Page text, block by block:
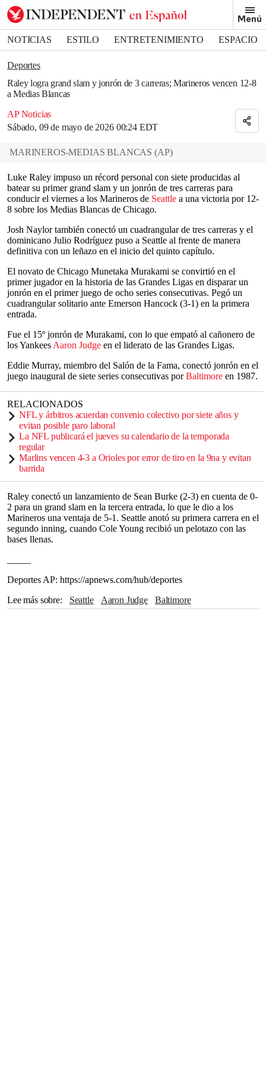
Menú
NOTICIAS ESTILO ENTRETENIMIENTO
ESPACIO
DEPORTES
Deportes
Raley logra grand slam y jonrón de 3 carreras; Marineros vencen 12-8
a Medias Blancas
AP Noticias
Sábado, 09 de mayo de 2026 00:24 EDT
Bookmark popover
Removed from bookmarks
Close popover
MARINEROS-MEDIAS BLANCAS (AP)
Luke Raley impuso un récord personal con siete producidas al
batear su primer grand slam y un jonrón de tres carreras para
conducir el viernes a los Marineros de Seattle a una victoria por 12-
8 sobre los Medias Blancas de Chicago.
Josh Naylor también conectó un cuadrangular de tres carreras y el
dominicano Julio Rodríguez puso a Seattle al frente de manera
definitiva con un leñazo en el inicio del quinto capítulo.
El novato de Chicago Munetaka Murakami se convirtió en el
primer jugador en la historia de las Grandes Ligas en disparar un
jonrón en el primer juego de ocho series consecutivas. Pegó un
cuadrangular solitario ante Emerson Hancock (3-1) en la primera
entrada.
Fue el 15º jonrón de Murakami, con lo que empató al cañonero de
los Yankees Aaron Judge en el liderato de las Grandes Ligas.
Eddie Murray, miembro del Salón de la Fama, conectó jonrón en el
juego inaugural de siete series consecutivas porBaltimore en 1987.
RELACIONADOS
NFL y árbitros acuerdan convenio colectivo por siete años y
evitan posible paro laboral
La NFL publicará el jueves su calendario de la temporada
regular
Marlins vencen 4-3 a Orioles por error de tiro en la 9na y evitan
barrida
Raley conectó un lanzamiento de Sean Burke (2-3) en cuenta de 0-
2 para un grand slam en la tercera entrada, lo que le dio a los
Marineros una ventaja de 5-1. Seattle anotó su primera carrera en el
segundo inning, cuando Cole Young recibió un pelotazo con las
bases llenas.
Deportes AP: https://apnews.com/hub/deportes
Lee más sobre
Seattle Aaron Judge Baltimore